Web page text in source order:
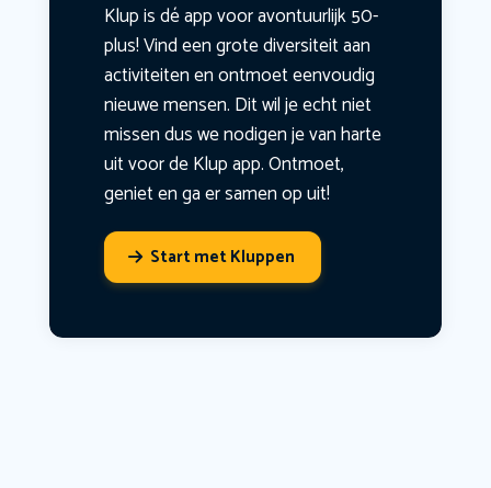
Klup is dé app voor avontuurlijk 50-
plus! Vind een grote diversiteit aan
activiteiten en ontmoet eenvoudig
nieuwe mensen. Dit wil je echt niet
missen dus we nodigen je van harte
uit voor de Klup app. Ontmoet,
geniet en ga er samen op uit!
Start met Kluppen